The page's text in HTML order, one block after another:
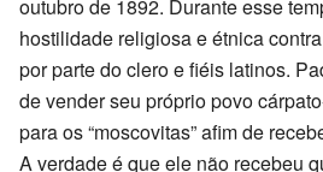
outubro de 1892. Durante esse
hostilidade religiosa e étnica
por parte do clero e fiéis latinos.
de vender seu próprio povo
para os “moscovitas” afim de
A verdade é que ele não recebeu